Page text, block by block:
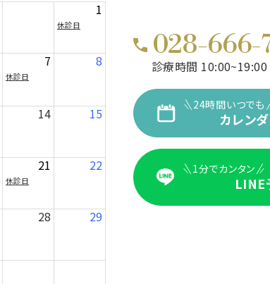
1
休診日
7
休診日
8
14 15
21
休診日
22
28 29
028-666-
診療時間 10:00~19:00
24時間いつでも
カレン
1分でカンタン
LINE